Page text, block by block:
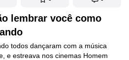
lembrar você como
todos dançaram com a música
e estreava nos cinemas Homem